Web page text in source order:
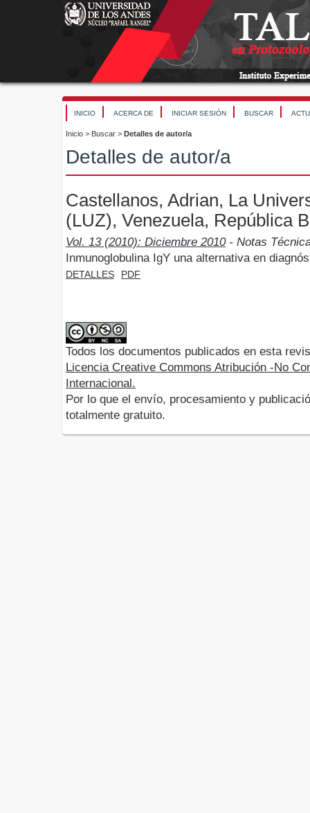
INICIO ACERCA DE INICIAR SESIÓN BUSCAR
Inicio > Buscar > Detalles de autor/a
Detalles de autor/a
Castellanos, Adrian, La
(LUZ), Venezuela, República
Vol. 13 (2010): Diciembre 2010- Notas
Inmunoglobulina IgY una alternativa en
DETALLES PDF
Todos los documentos publicados en esta
Licencia Creative Commons Atribución -No
Internacional.
Por lo que el envío, procesamiento y
totalmente gratuito.